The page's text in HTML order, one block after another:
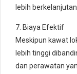
lebih
7. Biaya Efektif
Meskipun kawat
lebih tinggi
dan perawatan